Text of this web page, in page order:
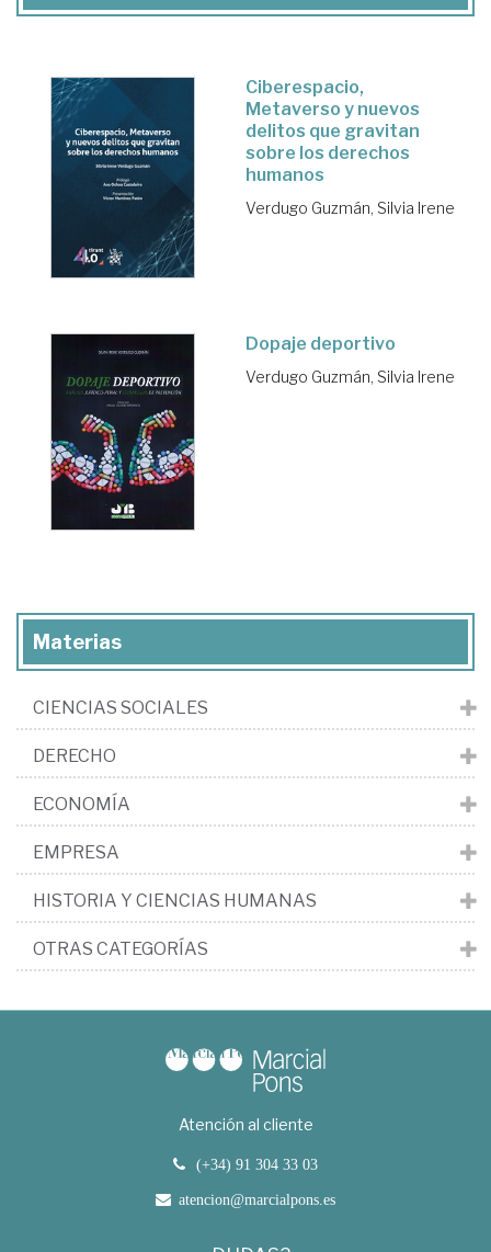
Ciberespacio,
Metaverso y nuevos
delitos que gravitan
sobre los derechos
humanos
Verdugo Guzmán, Silvia Irene
Dopaje deportivo
Verdugo Guzmán, Silvia Irene
Materias
CIENCIAS SOCIALES
DERECHO
ECONOMÍA
EMPRESA
HISTORIA Y CIENCIAS HUMANAS
OTRAS CATEGORÍAS
Atención al cliente
(+34) 91 304 33 03
atencion@marcialpons.es